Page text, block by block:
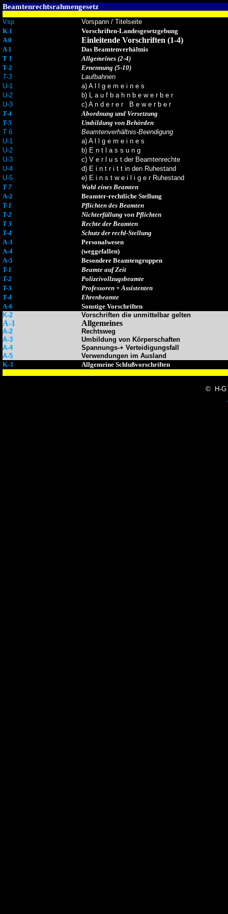
Beamtenrechtsrahmengesetz
Vsp
Vorspann / Titelseite
K 1
A 0
Vorschriften-Landesgesetzgebung
Einleitende Vorschriften (1-4)
A 1
T 1
Das Beamtenverhältnis
Allgemeines (2-4)
T-2
Ernennung (5-10)
T-3
U-1
Laufbahnen
a) A l l g e m e i n e s
U-2
b) L a u f b a h n b e w e r b e r
U-3
c) A n d e r e r B e w e r b e r
T-4
Abordnung und Versetzung
T-5
Umbildung von Behörden
T 6
U-1
Beamtenverhältnis-Beendigung
a) A l l g e m e i n e s
U-2
b) E n t l a s s u n g
U-3
c) V e r l u s t der Beamtenrechte
U-4
d) E i n t r i t t in den Ruhestand
U-5
e) E i n s t w e i l i g e r Ruhestand
T 7
Wahl eines Beamten
A-2
T-1
Beamter-rechtliche Stellung
Pflichten des Beamten
T-2
Nichterfüllung von Pflichten
T 3
Rechte der Beamten
T-4
Schutz der rechl-Stellung
A-3
Personalwesen
A-4
A-5
T-1
(weggefallen)
Besondere Beamtengruppen
Beamte auf Zeit
T-2
Polizeivollzugsbeamte
T-3
Professoren + Assistenten
T-4
Ehrenbeamte
A-6
Sonstige Vorschriften
K-2
A-1
Vorschriften die unmittelbar gelten
Allgemeines
A-2
Rechtsweg
A-3
Umbildung von Körperschaften
A-4
Spannungs-+ Verteidigungsfall
A-5
Verwendungen im Ausland
K-3
Allgemeine Schlußvorschriften
© H-G